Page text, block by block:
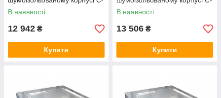
VENT-PB-S-100-4-220
В наявності
12 942 ₴
Купити
VENT-PB-S-125-4-220
В наявності
13 506 ₴
Купити